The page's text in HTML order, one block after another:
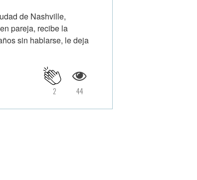
de Nashville,
pareja, recibe la
sin hablarse, le deja
44
2